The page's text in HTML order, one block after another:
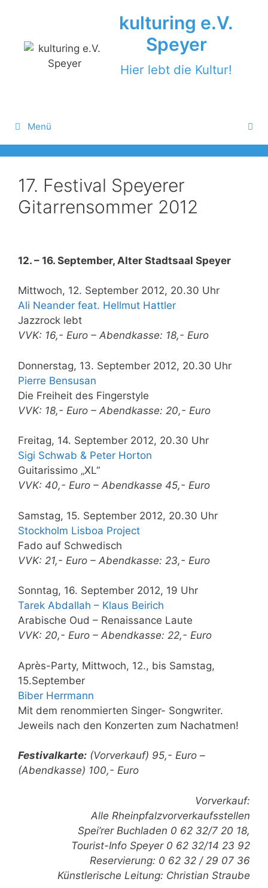
kulturing e.V.
Speyer
Hier lebt die Kultur!
Menü
17. Festival Speyerer
Gitarrensommer 2012
12. – 16. September, Alter Stadtsaal Speyer
Mittwoch, 12. September 2012, 20.30 Uhr
Ali Neander feat. Hellmut Hattler
Jazzrock lebt
VVK: 16,- Euro – Abendkasse: 18,- Euro
Donnerstag, 13. September 2012, 20.30 Uhr
Pierre Bensusan
Die Freiheit des Fingerstyle
VVK: 18,- Euro – Abendkasse: 20,- Euro
Freitag, 14. September 2012, 20.30 Uhr
Sigi Schwab & Peter Horton
Guitarissimo „XL“
VVK: 40,- Euro – Abendkasse 45,- Euro
Samstag, 15. September 2012, 20.30 Uhr
Stockholm Lisboa Project
Fado auf Schwedisch
VVK: 21,- Euro – Abendkasse: 23,- Euro
Sonntag, 16. September 2012, 19 Uhr
Tarek Abdallah – Klaus Beirich
Arabische Oud – Renaissance Laute
VVK: 20,- Euro – Abendkasse: 22,- Euro
Après-Party, Mittwoch, 12., bis Samstag,
15.September
Biber Herrmann
Mit dem renommierten Singer- Songwriter.
Jeweils nach den Konzerten zum Nachatmen!
Festivalkarte: (Vorverkauf) 95,- Euro –
(Abendkasse) 100,- Euro
Vorverkauf:
Alle Rheinpfalzvorverkaufsstellen
Spei’rer Buchladen 0 62 32/7 20 18,
Tourist-Info Speyer 0 62 32/14 23 92
Reservierung: 0 62 32 / 29 07 36
Künstlerische Leitung: Christian Straube